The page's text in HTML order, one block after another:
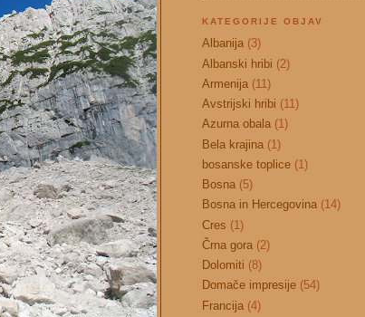
KATEGORIJE OBJAV
Albanija (3)
Albanski hribi (2)
Armenija (11)
Avstrijski hribi (11)
Azurna obala (1)
Bela krajina (1)
bosanske toplice (1)
Bosna (5)
Bosna in Hercegovina (14)
Cres (1)
Črna gora (2)
Dolomiti (8)
Domače impresije (54)
Francija (4)